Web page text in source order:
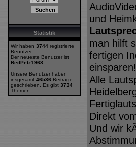
Statistik
Wir haben 3744 registrierte
Benutzer.
Der neueste Benutzer ist
RedPetz1968
Unsere Benutzer haben
insgesamt 46536 Beiträge
geschrieben. Es gibt 3734
Themen.
und
man hilft
fertigen
Alle
Direkt
Und wir